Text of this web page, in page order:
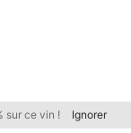
sur ce vin ! Ignorer